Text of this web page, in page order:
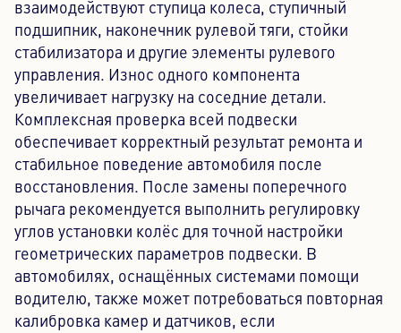
взаимодействуют ступица колеса, ступичный
подшипник, наконечник рулевой тяги, стойки
стабилизатора и другие элементы рулевого
управления. Износ одного компонента
увеличивает нагрузку на соседние детали.
Комплексная проверка всей подвески
обеспечивает корректный результат ремонта и
стабильное поведение автомобиля после
восстановления. После замены поперечного
рычага рекомендуется выполнить регулировку
углов установки колёс для точной настройки
геометрических параметров подвески. В
автомобилях, оснащённых системами помощи
водителю, также может потребоваться повторная
калибровка камер и датчиков, если